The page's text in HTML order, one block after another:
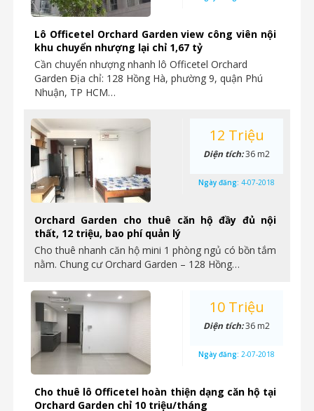
Lô Officetel Orchard Garden view công viên nội
khu chuyển nhượng lại chỉ 1,67 tỷ
Cần chuyển nhượng nhanh lô Officetel Orchard
Garden Địa chỉ: 128 Hồng Hà, phường 9, quận Phú
Nhuận, TP HCM…
Orchard Garden cho thuê căn hộ đầy đủ nội
thất, 12 triệu, bao phí quản lý
Cho thuê nhanh căn hộ mini 1 phòng ngủ có bồn tắm
nằm. Chung cư Orchard Garden – 128 Hồng…
12 Triệu
Diện tích:36 m2
Ngày đăng: 4-07-2018
Cho thuê lô Officetel hoàn thiện dạng căn hộ tại
Orchard Garden chỉ 10 triệu/tháng
10 Triệu
Diện tích:36 m2
Ngày đăng: 2-07-2018